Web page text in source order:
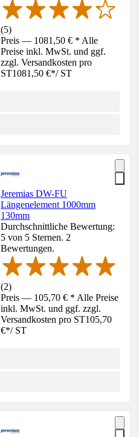
(5)
Preis — 1081,50 € * Alle
Preise inkl. MwSt. und ggf.
zzgl. Versandkosten pro
ST1081,50 €*/ ST
Jeremias DW-FU
Längenelement 1000mm
130mm
Durchschnittliche Bewertung:
5 von 5 Sternen. 2
Bewertungen.
(2)
Preis — 105,70 € * Alle Preise
inkl. MwSt. und ggf. zzgl.
Versandkosten pro ST105,70
€*/ ST